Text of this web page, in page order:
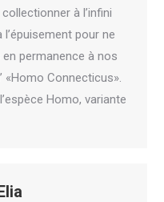
à l’infini
l’épuisement pour ne
permanence à nos
«Homo Connecticus».
Homo, variante